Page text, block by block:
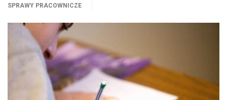
SPRAWY PRACOWNICZE